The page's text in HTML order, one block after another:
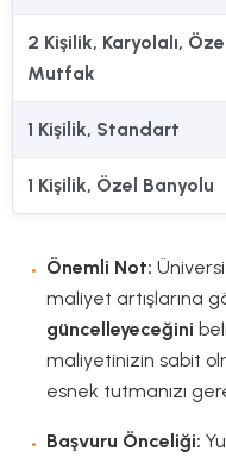
2 Kişilik, Karyolalı,
Mutfak
1 Kişilik, Standart
1 Kişilik, Özel Banyolu
Önemli Not:
maliyet artışlarına
güncelleyeceğini
maliyetinizin sabit
esnek tutmanızı
Başvuru Önceliği: